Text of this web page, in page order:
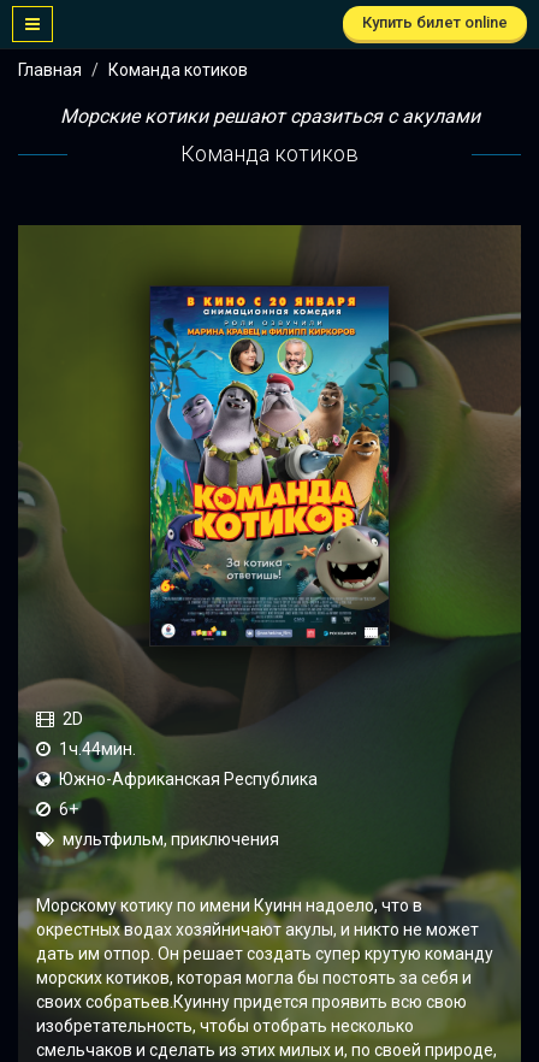
Купить билет online
Главная Команда котиков
Морские котики решают сразиться с акулами
Команда котиков
2D
1ч.44мин.
Южно-Африканская Республика
6+
мультфильм, приключения
Морскому котику по имени Куинн надоело, что в
окрестных водах хозяйничают акулы, и никто не может
дать им отпор. Он решает создать супер крутую команду
морских котиков, которая могла бы постоять за себя и
своих собратьев.Куинну придется проявить всю свою
изобретательность, чтобы отобрать несколько
смельчаков и сделать из этих милых и, по своей природе,